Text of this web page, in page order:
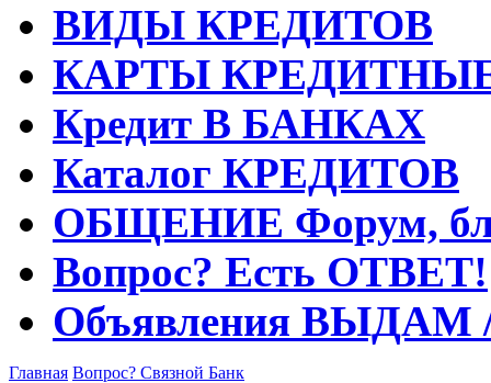
ВИДЫ КРЕДИТОВ
КАРТЫ
Кредит В БАНКАХ
Каталог КРЕДИТОВ
ОБЩЕНИЕ Форум,
Вопрос? Есть ОТВЕТ!
Объявления ВЫДАМ
Главная Вопрос? Связной Банк